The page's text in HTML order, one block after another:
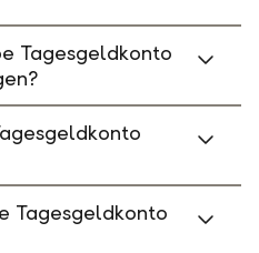
Tagesgeldkonto
Tagesgeldkonto